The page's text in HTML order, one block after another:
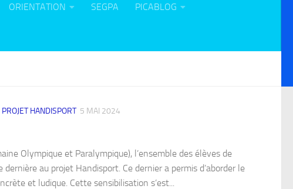
ORIENTATION SEGPA PICABLOG
PROJET HANDISPORT 5 MAI 2024
Olympique et Paralympique), l’ensemble des élèves de
au projet Handisport. Ce dernier a permis d’aborder le
et ludique. Cette sensibilisation s’est...